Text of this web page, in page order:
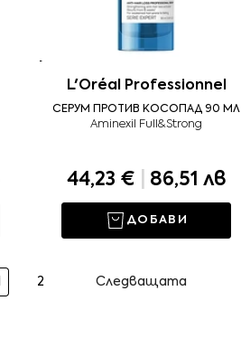
L'Oréal Professionnel
СЕРУМ ПРОТИВ КОСОПАД 90 МЛ
Aminexil Full&Strоng
44,23 € 86,51 лв
ДОБАВИ
2 Следващата